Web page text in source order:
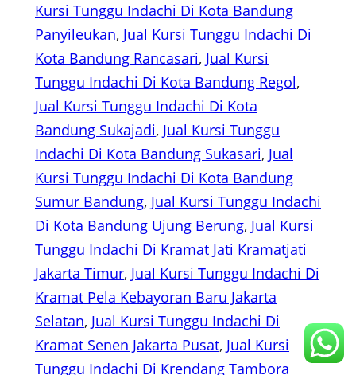
Kursi Tunggu Indachi Di Kota Bandung
Panyileukan, Jual Kursi Tunggu Indachi Di
Kota Bandung Rancasari, Jual Kursi
Tunggu Indachi Di Kota Bandung Regol
Jual Kursi Tunggu Indachi Di Kota
Bandung Sukajadi, Jual Kursi Tunggu
Indachi Di Kota Bandung Sukasari, Jual
Kursi Tunggu Indachi Di Kota Bandung
Sumur Bandung, Jual Kursi Tunggu Indachi
Di Kota Bandung Ujung Berung, Jual Kursi
Tunggu Indachi Di Kramat Jati Kramatjati
Jakarta Timur, Jual Kursi Tunggu Indachi Di
Kramat Pela Kebayoran Baru Jakarta
Selatan, Jual Kursi Tunggu Indachi Di
Kramat Senen Jakarta Pusat, Jual Kursi
Tunggu Indachi Di Krendang Tambora